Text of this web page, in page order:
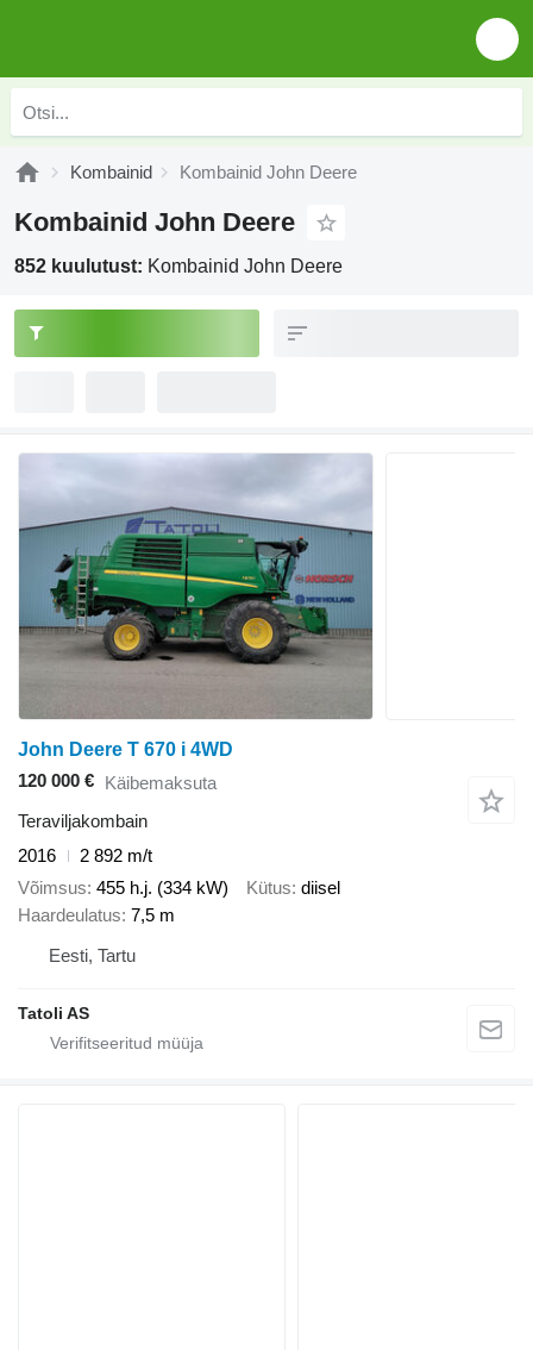
Kombainid Kombainid John Deere
Kombainid John Deere
852 kuulutust: Kombainid John Deere
John Deere T 670 i 4WD
120 000 € Käibemaksuta
Teraviljakombain
2016
2 892 m/t
Võimsus 455 h.j. (334 kW) Kütus diisel
Haardeulatus 7,5 m
Eesti, Tartu
Tatoli AS